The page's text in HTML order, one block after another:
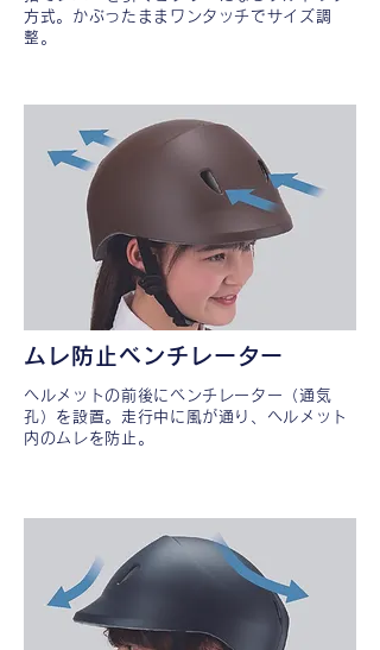
方式。 ​かぶったままワンタッチでサイズ調
整。
ムレ防止ベンチレーター
ヘルメットの前後にベンチレーター（通気
孔）を設置。 ​走行中に風が通り、ヘルメット
内のムレを防止。